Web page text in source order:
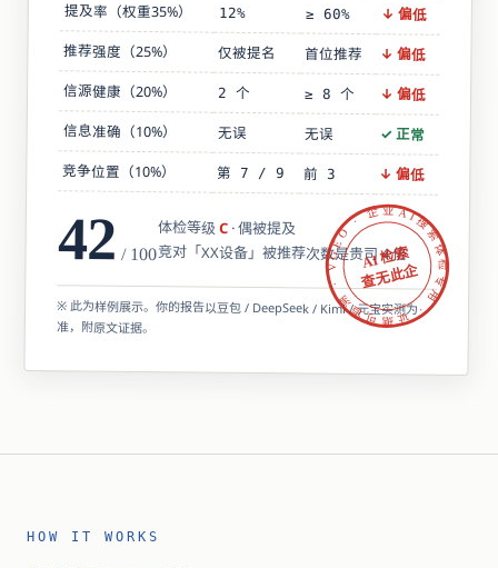
提及率（权重35%） 12% ≥ 60% ↓ 偏低
推荐强度（25%） 仅被提名 首位推荐 ↓ 偏低
信源健康（20%） 2 个 ≥ 8 个 ↓ 偏低
信息准确（10%） 无误 无误 ✓ 正常
竞争位置（10%） 第 7 / 9 前 3 ↓ 偏低
42 / 100
体检等级 C· 偶被提及
竞对「XX设备」被推荐次数是贵司 4 倍
※ 此为样例展示。你的报告以豆包 / DeepSeek / Kimi / 元宝实测为
准，附原文证据。 VGEO · 企业AI搜索体检专用 · 证据可追溯 ·
AI 检索
查无此企
HOW IT WORKS